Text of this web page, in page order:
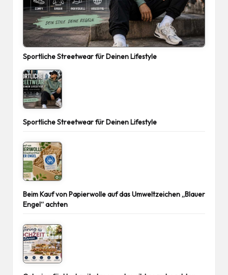
Sportliche Streetwear für Deinen Lifestyle
Sportliche Streetwear für Deinen Lifestyle
Beim Kauf von Papierwolle auf das Umweltzeichen „Blauer
Engel“ achten